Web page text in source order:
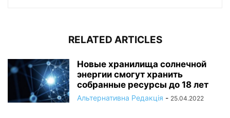
RELATED ARTICLES
Новые хранилища солнечной
энергии смогут хранить
собранные ресурсы до 18 лет
Альтернативна Редакція - 25.04.2022